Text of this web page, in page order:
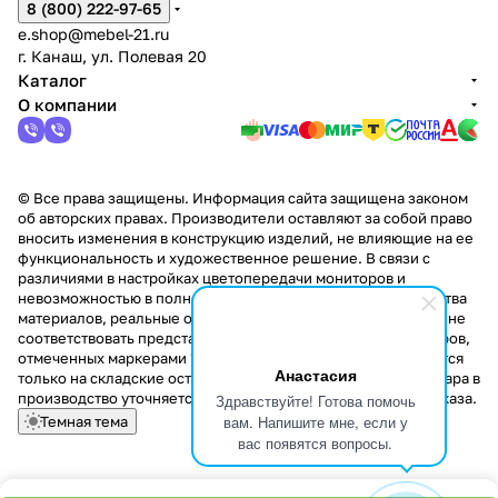
Анастасия
Здравствуйте! Готова помочь
вам. Напишите мне, если у
вас появятся вопросы.
8 (800) 222-97-65
e.shop@mebel-21.ru
г. Канаш, ул. Полевая 20
Каталог
О компании
© Все права защищены. Информация сайта защищена законом
об авторских правах. Производители оставляют за собой право
вносить изменения в конструкцию изделий, не влияющие на ее
функциональность и художественное решение. В связи с
различиями в настройках цветопередачи мониторов и
невозможностью в полной мере передать некоторые свойства
материалов, реальные оттенки и текстуры продукции могут не
соответствовать представленным на сайте. Стоимость товаров,
отмеченных маркерами "Скидка!" и "Акция!" распространяется
только на складские остатки. Стоимость заказа данного товара в
производство уточняется у менеджера при оформлении заказа.
Темная тема